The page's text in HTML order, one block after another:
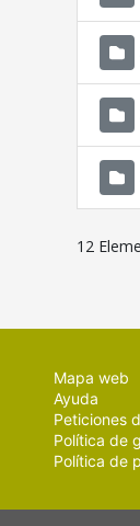
12
Mapa web
Ayuda
Peticiones
Política de
Política de